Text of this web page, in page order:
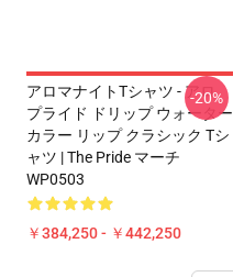
アロマナイトTシャツ - アロ
プライド ドリップ ウォーター
カラー リップ クラシック Tシ
ャツ | The Pride マーチ
WP0503
￥384,250 - ￥442,250
-20%